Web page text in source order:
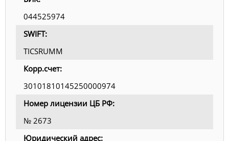
044525974
SWIFT:
TICSRUMM
Корр.счет:
30101810145250000974
Номер лицензии ЦБ РФ:
№ 2673
Юридический адрес: